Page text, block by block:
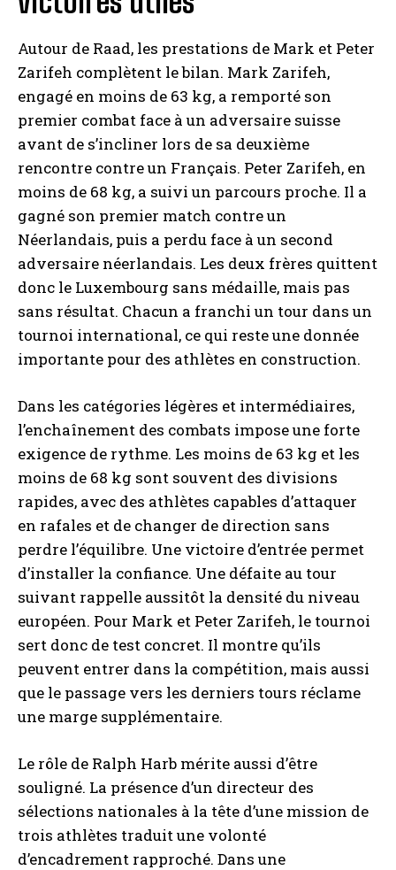
Autour de Raad, les prestations de Mark et Peter
Zarifeh complètent le bilan. Mark Zarifeh,
engagé en moins de 63 kg, a remporté son
premier combat face à un adversaire suisse
avant de s’incliner lors de sa deuxième
rencontre contre un Français. Peter Zarifeh, en
moins de 68 kg, a suivi un parcours proche. Il a
gagné son premier match contre un
Néerlandais, puis a perdu face à un second
adversaire néerlandais. Les deux frères quittent
donc le Luxembourg sans médaille, mais pas
sans résultat. Chacun a franchi un tour dans un
tournoi international, ce qui reste une donnée
importante pour des athlètes en construction.
Dans les catégories légères et intermédiaires,
l’enchaînement des combats impose une forte
exigence de rythme. Les moins de 63 kg et les
moins de 68 kg sont souvent des divisions
rapides, avec des athlètes capables d’attaquer
en rafales et de changer de direction sans
perdre l’équilibre. Une victoire d’entrée permet
d’installer la confiance. Une défaite au tour
suivant rappelle aussitôt la densité du niveau
européen. Pour Mark et Peter Zarifeh, le tournoi
sert donc de test concret. Il montre qu’ils
peuvent entrer dans la compétition, mais aussi
que le passage vers les derniers tours réclame
une marge supplémentaire.
Le rôle de Ralph Harb mérite aussi d’être
souligné. La présence d’un directeur des
sélections nationales à la tête d’une mission de
trois athlètes traduit une volonté
d’encadrement rapproché. Dans une